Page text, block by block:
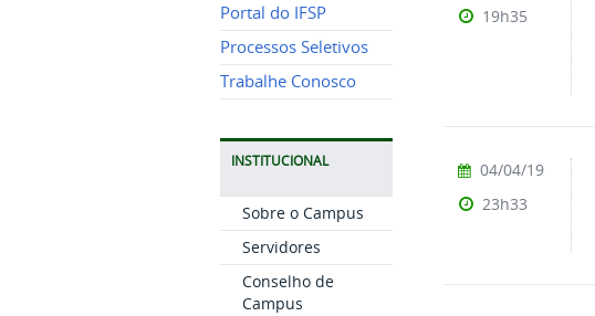
Portal do IFSP
Processos Seletivos
Trabalhe Conosco
INSTITUCIONAL
Sobre o Campus
Servidores
Conselho de
Campus
19h35
04/04/19
23h33